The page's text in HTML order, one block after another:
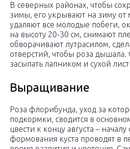
В северных районах, чтобы
зимы, его укрывают на зиму
удаляют все молодые побеги,
на высоту 20-30 см, снимают
обворачивают лутрасилом,
отверстий, чтобы роза
засыпать лапником и сухой
Выращивание
Роза флорибунда, уход за
подкормки, сводится в
цвести к концу августа –
формования куста проводят в